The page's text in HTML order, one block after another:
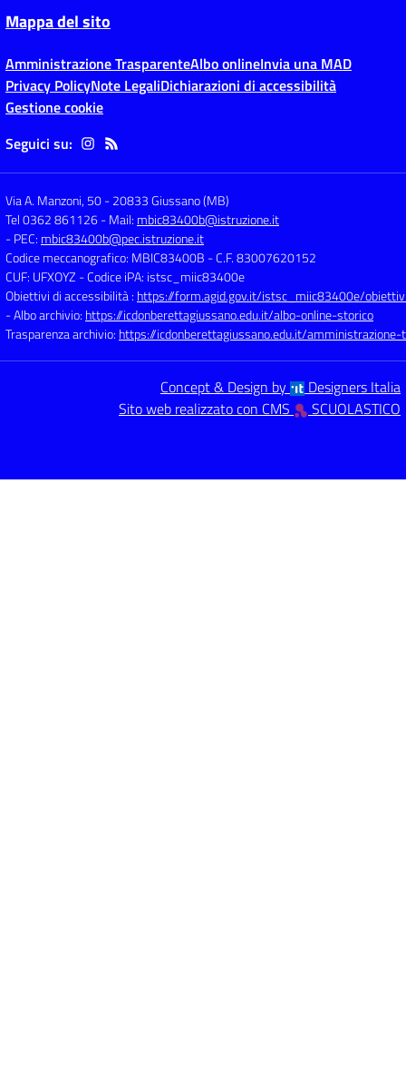
Mappa del sito
Amministrazione TrasparenteAlbo onlineInvia una MAD
Privacy PolicyNote LegaliDichiarazioni di accessibilità
Gestione cookie
Seguici su:
Via A. Manzoni, 50-20833 Giussano (MB)
Tel 0362 861126- Mail: mbic83400b@istruzione.it
- PEC: mbic83400b@pec.istruzione.it
Codice meccanografico: MBIC83400B - C.F. 83007620152
CUF: UFXOYZ - Codice iPA: istsc_miic83400e
Obiettivi di accessibilità : https://form.agid.gov.it/istsc_miic83400e/
- Albo archivio: https://icdonberettagiussano.edu.it/albo-online-storico
Trasparenza archivio: https://icdonberettagiussano.edu.it/
Concept & Design by
Designers Italia
Sito web realizzato con CMS
SCUOLASTICO